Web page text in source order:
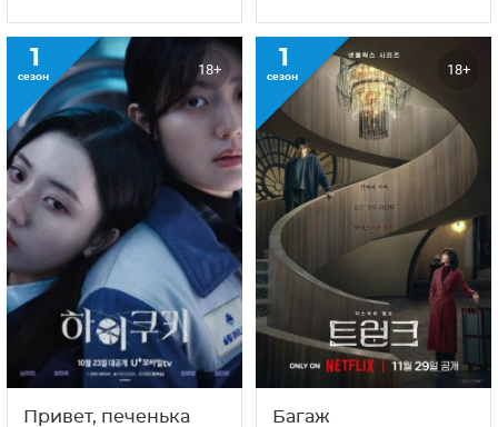
1
сезон 18+
Привет, печенька
1
сезон 18+
Багаж